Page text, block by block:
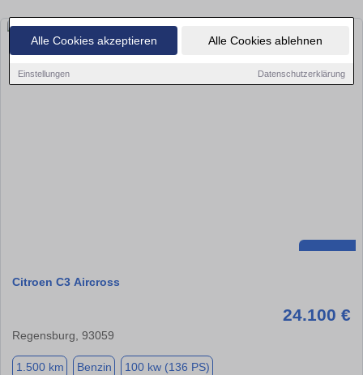
Alle Cookies akzeptieren Alle Cookies ablehnen
Einstellungen Datenschutzerklärung
Citroen C3 Aircross
24.100 €
Regensburg, 93059
1.500 km Benzin 100 kw (136 PS)